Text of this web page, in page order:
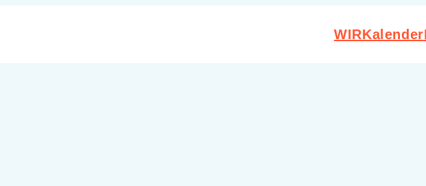
WIRKalender